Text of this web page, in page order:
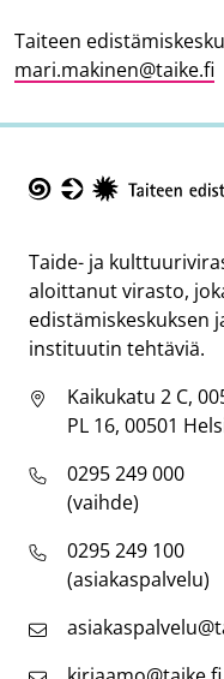
Taiteen
mari.makinen@taike.fi
Taide- ja
aloittanut virasto,
edistämiskeskuksen
instituutin tehtäviä.
Kaikukatu 2 C,
PL 16, 00501
0295 249 000
(vaihde)
0295 249 100
(asiakaspalvelu)